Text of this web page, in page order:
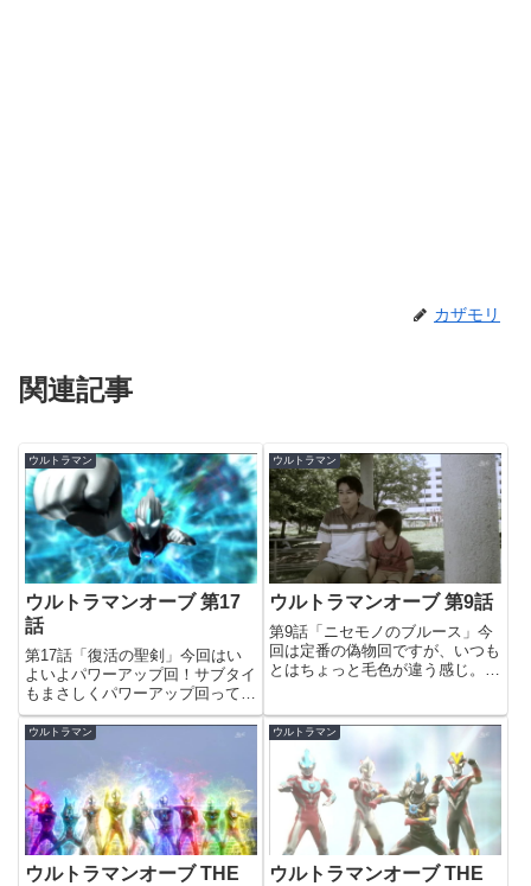
カザモリ
関連記事
ウルトラマン
ウルトラマンオーブ 第17
話
第17話「復活の聖剣」今回はい
よいよパワーアップ回！サブタイ
もまさしくパワーアップ回って感
じがして、いいなぁ。ジャグラー
の斬撃により、無残にも切断され
ら出てきたのはガイとナターシャ
の写真…つまり、ナオミはナタ
ー...
ウルトラマン
ウルトラマンオーブ 第9話
第9話「ニセモノのブルース」今
回は定番の偽物回ですが、いつも
とはちょっと毛色が違う感じ。
は、ウルトラQ21話の「宇宙指令
M774」。よくこんなサブタイを
セリフに入れられたな(笑)《...
ウルトラマン
ウルトラマンオーブ THE
ウルトラマン
ウルトラマンオーブ THE